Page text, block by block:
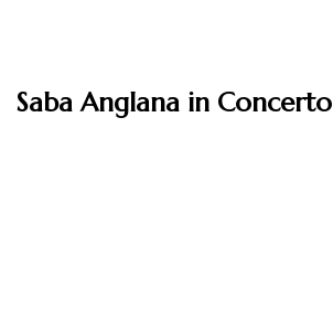
Saba Anglana in Concerto